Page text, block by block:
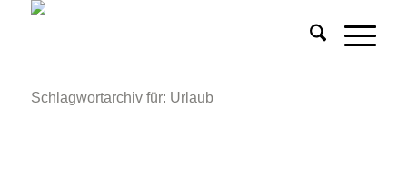
Schlagwortarchiv für: Urlaub